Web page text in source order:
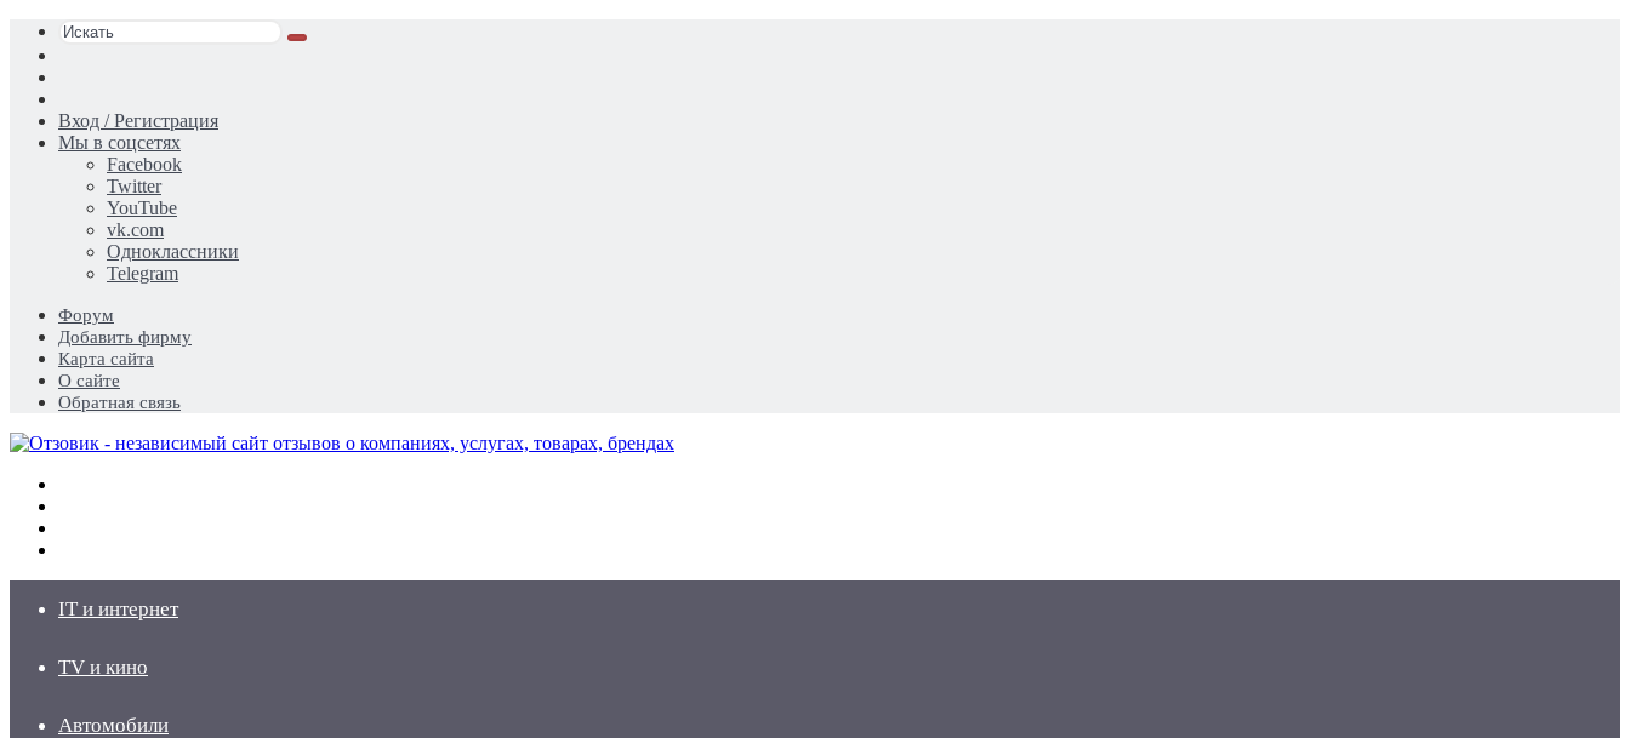
Искать
статья
Вход / Регистрация
Мы в соцсетях
Facebook
Twitter
YouTube
vk.com
Одноклассники
Telegram
Форум
Добавить фирму
Карта сайта
О сайте
Обратная связь
IT и интернет
TV и кино
Автомобили